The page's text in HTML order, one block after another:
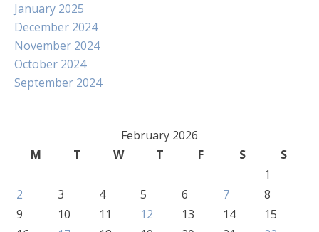
January 2025
December 2024
November 2024
October 2024
September 2024
February 2026
M
T W T F S
S
1
2
3 4 5 6 7
8
9
10 11 12 13 14
15